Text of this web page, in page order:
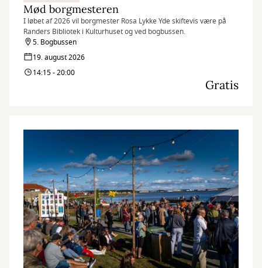
Mød borgmesteren
I løbet af 2026 vil borgmester Rosa Lykke Yde skiftevis være på
Randers Bibliotek i Kulturhuset og ved bogbussen.
5. Bogbussen
19. august 2026
14:15 - 20:00
Gratis